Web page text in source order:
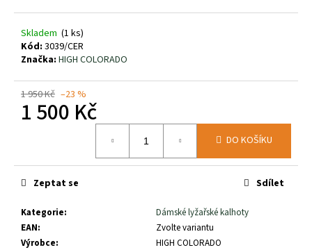
Skladem (1 ks)
Kód: 3039/CER
Značka: HIGH COLORADO
1 950 Kč –23 %
1 500 Kč
DO KOŠÍKU
Kategorie:
Dámské lyžařské kalhoty
EAN:
Zvolte variantu
Výrobce:
HIGH COLORADO
Zeptat se Sdílet
r
u
č
u
e
m
VAŘIČ
NA
110
Kč